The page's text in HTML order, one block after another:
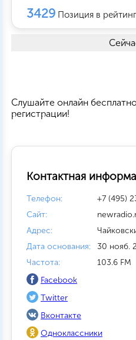
3429 Позиция в
Cлушайте онлайн
регистрации!
Контактная
Телефон:
+7 (495)
Сайт:
Адрес:
Дата основания:
30 нояб.
Частота:
103.6 FM
Facebook
Twitter
Вконтакте
Одноклассники